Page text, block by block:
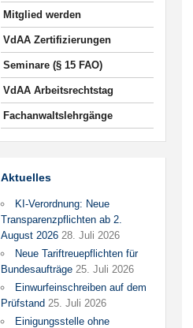
Mitglied werden
VdAA Zertifizierungen
Seminare (§ 15 FAO)
VdAA Arbeitsrechtstag
Fachanwaltslehrgänge
Aktuelles
KI-Verordnung: Neue
Transparenzpflichten ab 2.
August 2026 28. Juli 2026
Neue Tariftreuepflichten für
Bundesaufträge 25. Juli 2026
Einwurfeinschreiben auf dem
Prüfstand 25. Juli 2026
Einigungsstelle ohne